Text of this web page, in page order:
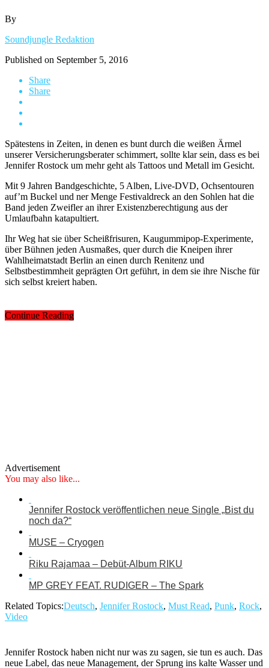
By
Soundjungle Redaktion
Published on September 5, 2016
Share
Share
Spätestens in Zeiten, in denen es bunt durch die weißen Ärmel
unserer Versicherungsberater schimmert, sollte klar sein, dass es bei
Jennifer Rostock um mehr geht als Tattoos und Metall im Gesicht.
Mit 9 Jahren Bandgeschichte, 5 Alben, Live-DVD, Ochsentouren
auf’m Buckel und ner Menge Festivaldreck an den Sohlen hat die
Band jeden Zweifler an ihrer Existenzberechtigung aus der
Umlaufbahn katapultiert.
Ihr Weg hat sie über Scheißfrisuren, Kaugummipop-Experimente,
über Bühnen jeden Ausmaßes, quer durch die Kneipen ihrer
Wahlheimatstadt Berlin an einen durch Renitenz und
Selbstbestimmheit geprägten Ort geführt, in dem sie ihre Nische für
sich selbst kreiert haben.
Jennifer Rostock haben nicht nur was zu sagen, sie tun es auch. Das
neue Label, das neue Management, der Sprung ins kalte Wasser und
Continue Reading
Advertisement
You may also like...
Jennifer Rostock veröffentlichen neue Single „Bist du
noch da?“
MUSE – Cryogen
Riku Rajamaa – Debüt-Album RIKU
MP GREY FEAT. RUDIGER – The Spark
Related Topics:Deutsch, Jennifer Rostock, Must Read, Punk, Rock,
Video